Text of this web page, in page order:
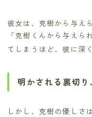
彼女は、克樹から与え
「克樹くんから与え
てしまうほど、彼に深
明かされる裏切
しかし、克樹の優しさ